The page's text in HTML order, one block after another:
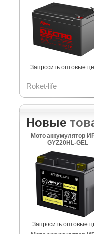
Запросить оптовые
Roket-life
Новые
Мото аккумулятор
GYZ20HL-GEL
Запросить оптовые